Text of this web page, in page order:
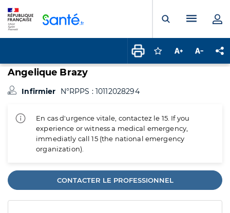
Ouvrir laMenu
Connectez-vous
Augmenter la
Angelique Brazy
Infirmier N°RPPS : 10112028294
En cas d'urgence vitale, contactez le 15. If you
experience or witness a medical emergency,
immediatly call 15 (the national emergency
organization).
CONTACTER LE PROFESSIONNEL